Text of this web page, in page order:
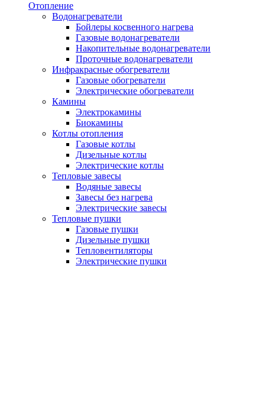
Отопление
Водонагреватели
Бойлеры косвенного нагрева
Газовые водонагреватели
Накопительные водонагреватели
Проточные водонагреватели
Инфракрасные обогреватели
Газовые обогреватели
Электрические обогреватели
Камины
Электрокамины
Биокамины
Котлы отопления
Газовые котлы
Дизельные котлы
Электрические котлы
Тепловые завесы
Водяные завесы
Завесы без нагрева
Электрические завесы
Тепловые пушки
Газовые пушки
Дизельные пушки
Тепловентиляторы
Электрические пушки